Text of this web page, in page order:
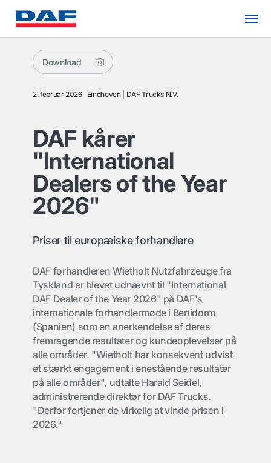
Download
2. februar 2026 Eindhoven DAF Trucks N.V.
DAF kårer
"International
Dealers of the Year
2026"
Priser til europæiske forhandlere
DAF forhandleren Wietholt Nutzfahrzeuge fra
Tyskland er blevet udnævnt til "International
DAF Dealer of the Year 2026" på DAF's
internationale forhandlermøde i Benidorm
(Spanien) som en anerkendelse af deres
fremragende resultater og kundeoplevelser på
alle områder. "Wietholt har konsekvent udvist
et stærkt engagement i enestående resultater
på alle områder", udtalte Harald Seidel,
administrerende direktør for DAF Trucks.
"Derfor fortjener de virkelig at vinde prisen i
2026."